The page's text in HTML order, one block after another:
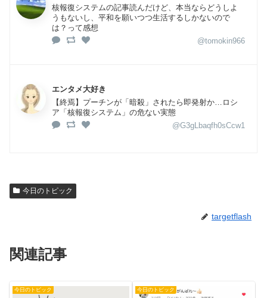
核報復システムの記事読んだけど、本当ならどうしよ
うもないし、平和を願いつつ生活するしかないので
は？って感想
@tomokin966
エンタメ大好き
【終焉】プーチンが「暗殺」されたら即発射か…ロシ
ア「核報復システム」の危ない実態
@G3gLbaqfh0sCcw1
今日のトピック
targetflash
関連記事
今日のトピック 今日のトピック